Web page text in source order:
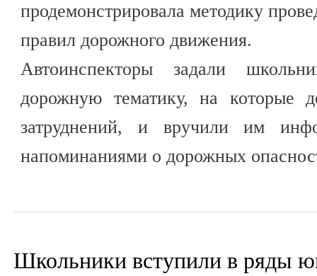
продемонстрировала методику
правил дорожного движения.
Автоинспекторы задали
дорожную тематику, на которые
затруднений, и вручили им
напоминаниями о дорожных
Школьники вступили в ряды